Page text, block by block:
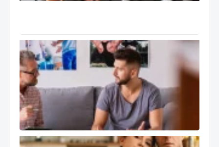
Tango
سوپرویژن
و رشد
حرفه ای
درمانگر
هیجان
مدار EFT
کاربرد